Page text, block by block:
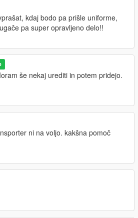
kdaj bodo pa prišle uniforme,
pa super opravljeno delo!!
še nekaj urediti in potem pridejo.
ni na voljo. kakšna pomoč